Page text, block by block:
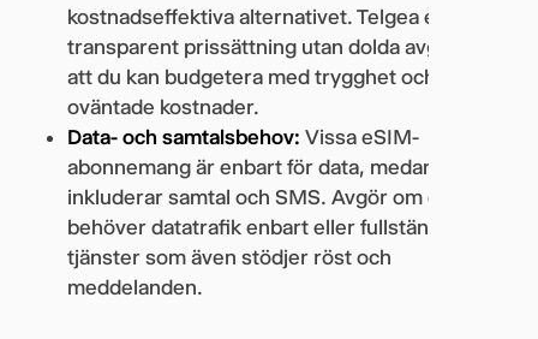
kostnadseffektiva alternativet. Telgea erbjuder
transparent prissättning utan dolda avgifter, så
att du kan budgetera med trygghet och slippa
oväntade kostnader.
Data- och samtalsbehov: Vissa eSIM-
abonnemang är enbart för data, medan andra
inkluderar samtal och SMS. Avgör om ditt team
behöver datatrafik enbart eller fullständiga
tjänster som även stödjer röst och
meddelanden.